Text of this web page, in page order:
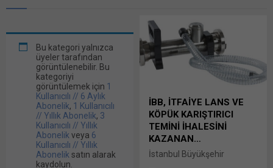
Bu kategori yalnızca
üyeler tarafından
görüntülenebilir. Bu
kategoriyi
görüntülemek için 1
Kullanıcılı // 6 Aylık
Abonelik, 1 Kullanıcılı
// Yıllık Abonelik, 3
Kullanıcılı // Yıllık
Abonelik veya 6
Kullanıcılı // Yıllık
Abonelik satın alarak
kaydolun.
İBB, İTFAİYE LANS VE
KÖPÜK KARIŞTIRICI
TEMİNİ İHALESİNİ
KAZANAN…
İstanbul Büyükşehir